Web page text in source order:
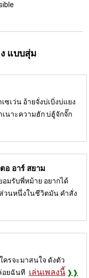
แบบสุ่ม
ซเว่น อ้ายจั่งบ่เบิ่งบ่แยง
เนาะความฮัก บ่ฮู้จักจั๊ก
อ อาร์ สยาม
อมรับพี่หม้าย อยากได้
วนหนึ่งในชีวิตมัน คำสั่ง
ครจะมาสนใจ ดังตัว
อยฉันที เล่นเพลงนี้